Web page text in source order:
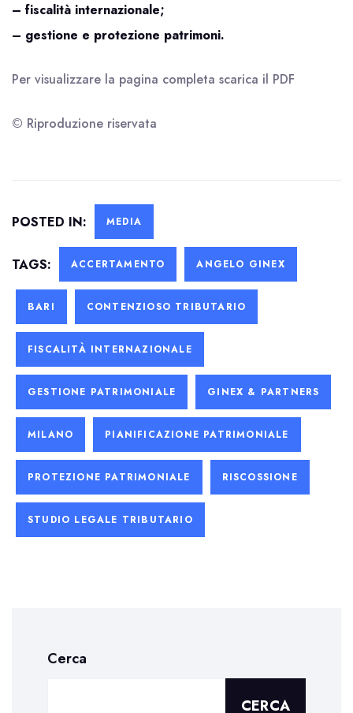
– fiscalità internazionale;
– gestione e protezione patrimoni.
Per visualizzare la pagina completa scarica il PDF
© Riproduzione riservata
POSTED IN: MEDIA
TAGS: ACCERTAMENTO ANGELO GINEX
BARI CONTENZIOSO TRIBUTARIO
FISCALITÀ INTERNAZIONALE
GESTIONE PATRIMONIALE GINEX & PARTNERS
MILANO PIANIFICAZIONE PATRIMONIALE
PROTEZIONE PATRIMONIALE RISCOSSIONE
STUDIO LEGALE TRIBUTARIO
Cerca
CERCA